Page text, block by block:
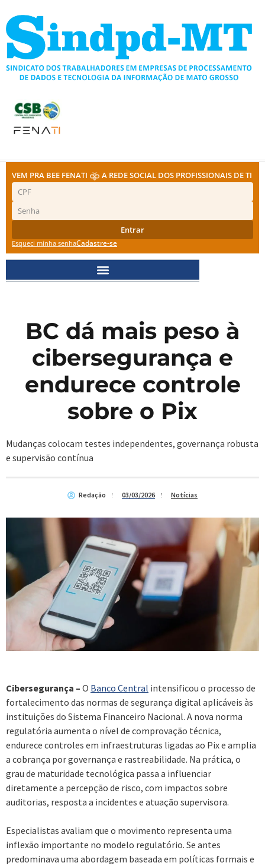
para
conteúdo
VEM PRA BEE FENATI A REDE SOCIAL DOS PROFISSIONAIS DE TI
Entrar
Esqueci minha senhaCadastre-se
BC dá mais peso à
cibersegurança e
endurece controle
sobre o Pix
Mudanças colocam testes independentes, governança robusta
e supervisão contínua
Redação 03/03/2026 Notícias
Cibersegurança – O Banco Central intensificou o processo de
fortalecimento das normas de segurança digital aplicáveis às
instituições do Sistema Financeiro Nacional. A nova norma
regulatória aumenta o nível de comprovação técnica,
endurece controles em infraestruturas ligadas ao Pix e amplia
a cobrança por governança e rastreabilidade. Na prática, o
grau de maturidade tecnológica passa a influenciar
diretamente a percepção de risco, com impactos sobre
auditorias, resposta a incidentes e atuação supervisora.
Especialistas avaliam que o movimento representa uma
inflexão importante no modelo regulatório. Se antes
predominava uma abordagem baseada em políticas formais e